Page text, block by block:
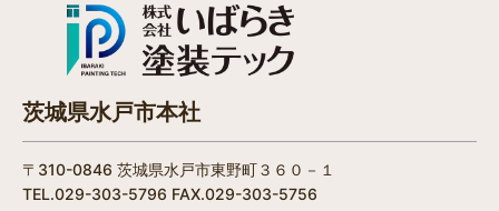
茨城県水戸市本社
〒310-0846 茨城県水戸市東野町３６０－１
TEL.029-303-5796 FAX.029-303-5756